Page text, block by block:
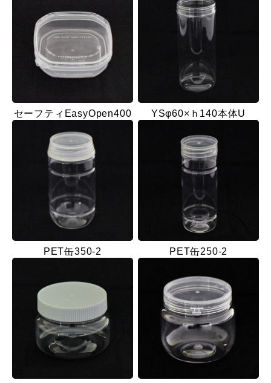
セーフティEasyOpen400 YSφ60×ｈ140本体U
PET缶350-2 PET缶250-2